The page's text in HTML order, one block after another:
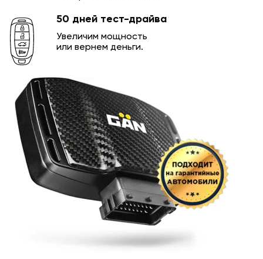
50 дней тест-драйва
Увеличим мощность
или вернем деньги.